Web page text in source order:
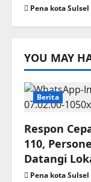
Pena kota Sulsel
YOU MAY
Berita
Respon
110,
Datangi
Pena kota Sulsel